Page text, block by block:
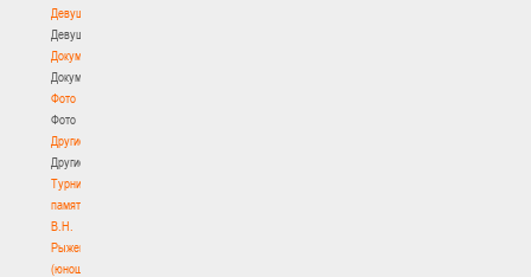
Девушки
Девушки
Документы
Документы
Фото
Фото
Другие
Другие
Турнир
памяти
В.Н.
Рыженкова
(юноши)